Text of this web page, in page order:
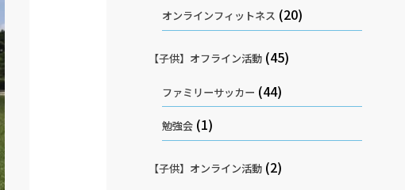
オンラインフィットネス (20)
【子供】オフライン活動 (45)
ファミリーサッカー (44)
勉強会(1)
【子供】オンライン活動 (2)